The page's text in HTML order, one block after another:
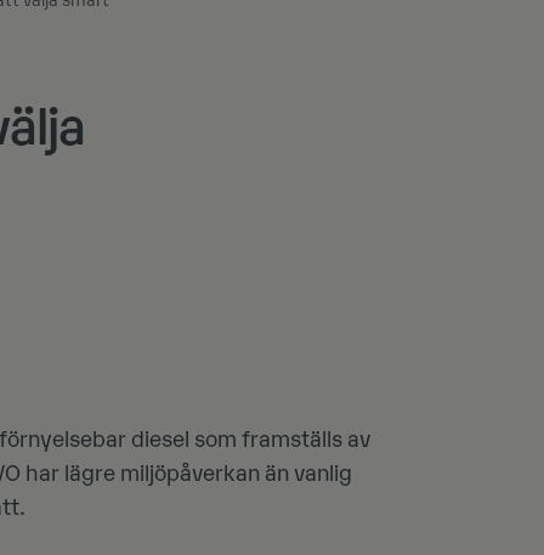
diesel som framställs av
har lägre miljöpåverkan än vanlig